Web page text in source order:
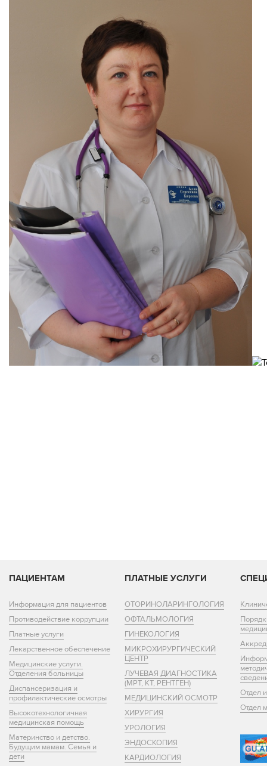
ПАЦИЕНТАМ
Информация для пациентов
Противодействие коррупции
Платные услуги
Лекарственное обеспечение
Медицинские услуги.
Отделения больницы
Диспансеризация и
профилактические осмотры
Высокотехнологичная
медицинская помощь
Материнство и детство.
Будущим мамам. Семья и
дети
ПЛАТНЫЕ УСЛУГИ
ОТОРИНОЛАРИНГОЛОГИЯ
ОФТАЛЬМОЛОГИЯ
ГИНЕКОЛОГИЯ
МИКРОХИРУРГИЧЕСКИЙ
ЦЕНТР
ЛУЧЕВАЯ ДИАГНОСТИКА
(МРТ, КТ, РЕНТГЕН)
МЕДИЦИНСКИЙ ОСМОТР
ХИРУРГИЯ
УРОЛОГИЯ
ЭНДОСКОПИЯ
КАРДИОЛОГИЯ
Отдел
Отдел